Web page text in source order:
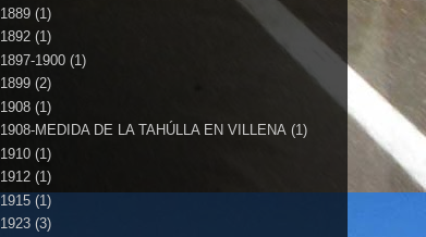
1889 (1)
1892 (1)
1897-1900 (1)
1899 (2)
1908 (1)
1908-MEDIDA DE LA TAHÚLLA EN VILLENA (1)
1910 (1)
1912 (1)
1915 (1)
1923 (3)